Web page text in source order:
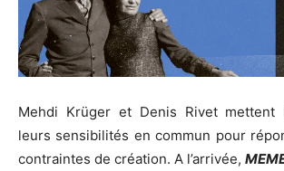
Mehdi Krüger et Denis Rivet
leurs sensibilités en commun pour
contraintes de création. A l’arrivée,